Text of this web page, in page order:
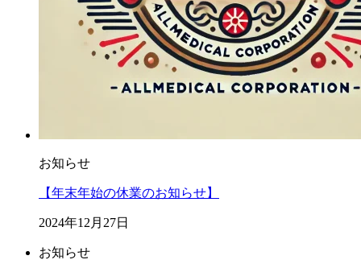
お知らせ
【年末年始の休業のお知らせ】
2024年12月27日
お知らせ